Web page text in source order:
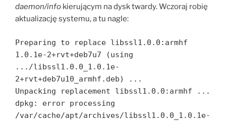
daemon/info kierującym na dysk twardy. Wczoraj robię
aktualizację systemu, a tu nagle:
Preparing to replace libssl1.0.0:armhf
1.0.1e-2+rvt+deb7u7 (using
.../libssl1.0.0_1.0.1e-
2+rvt+deb7u10_armhf.deb) ...
Unpacking replacement libssl1.0.0:armhf ...
dpkg: error processing
/var/cache/apt/archives/libssl1.0.0_1.0.1e-